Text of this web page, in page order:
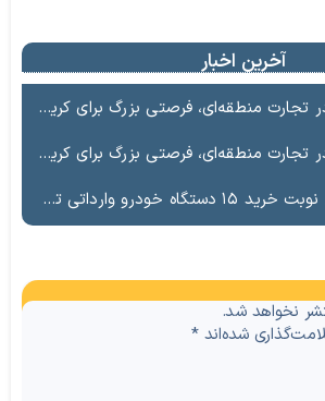
آخرین اخبار
منطقه‌ای، فرصتی بزرگ برای کریدور شرق ـ غرب
منطقه‌ای، فرصتی بزرگ برای کریدور شرق ـ غرب
کم آپشن سفید رنگ ساخت ژاپن مدل ۲۰۲۵ منطقه آزاد ماکو
نخواهد شد.
شده‌اند*